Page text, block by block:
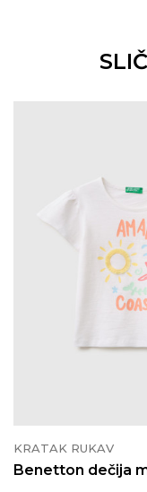
KRATAK RUKAV
Benetton dečija